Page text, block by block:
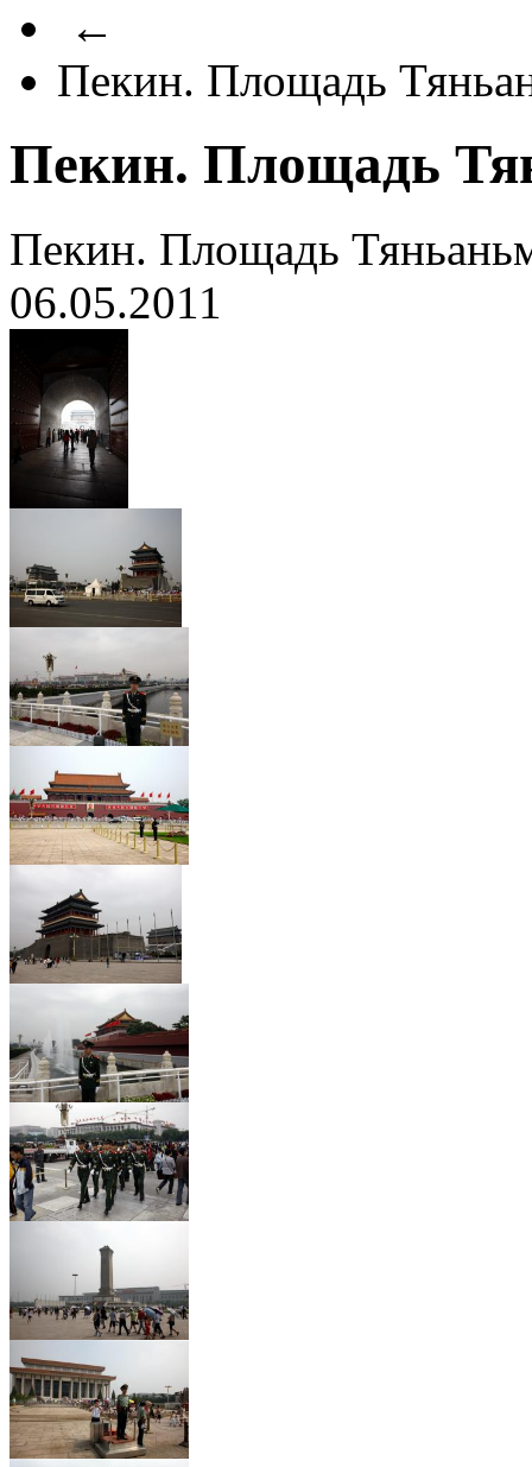
←
Пекин. Площадь
Пекин. Площадь
Пекин. Площадь
06.05.2011